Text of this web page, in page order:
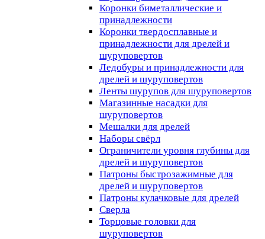
Коронки биметаллические и
принадлежности
Коронки твердосплавные и
принадлежности для дрелей и
шуруповертов
Ледобуры и принадлежности для
дрелей и шуруповертов
Ленты шурупов для шуруповертов
Магазинные насадки для
шуруповертов
Мешалки для дрелей
Наборы свёрл
Ограничители уровня глубины для
дрелей и шуруповертов
Патроны быстрозажимные для
дрелей и шуруповертов
Патроны кулачковые для дрелей
Сверла
Торцовые головки для
шуруповертов